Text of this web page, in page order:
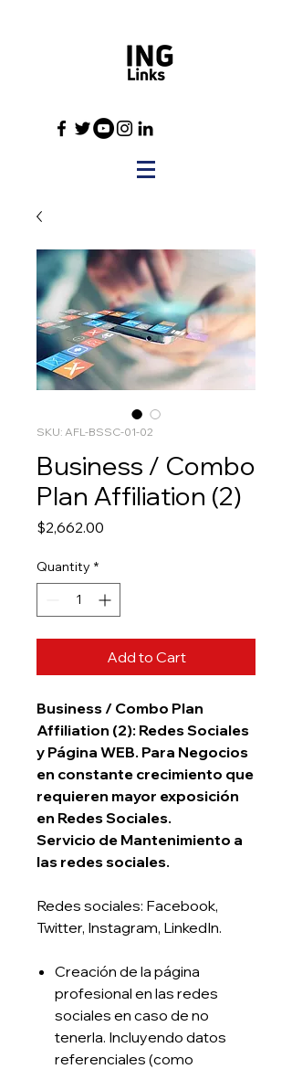
SKU: AFL-BSSC-01-02
Business / Combo
Plan Affiliation (2)
$2,662.00
Quantity *
Add to Cart
Business / Combo Plan
Affiliation (2): Redes Sociales
y Página WEB. Para Negocios
en constante crecimiento que
requieren mayor exposición
en Redes Sociales.
Servicio de Mantenimiento a
las redes sociales.
Redes sociales: Facebook,
Twitter, Instagram, LinkedIn.
Creación de la página
profesional en las redes
sociales en caso de no
tenerla. Incluyendo datos
referenciales (como